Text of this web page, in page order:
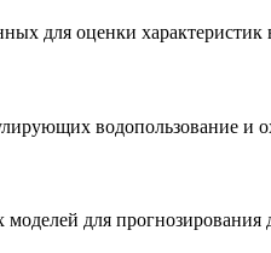
для оценки
водопользование и
для